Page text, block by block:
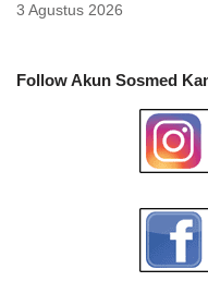
3 Agustus 2026
Follow Akun Sosmed